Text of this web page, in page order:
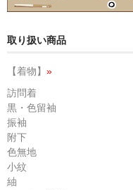
取り扱い商品
【着物】 »
訪問着
黒・色留袖
振袖
附下
色無地
小紋
紬